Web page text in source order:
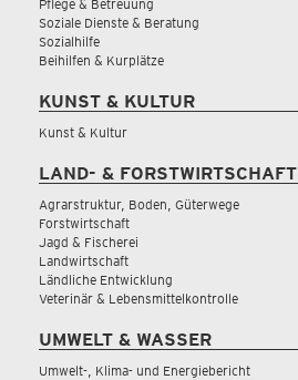
Pflege & Betreuung
Soziale Dienste & Beratung
Sozialhilfe
Beihilfen & Kurplätze
KUNST & KULTUR
Kunst & Kultur
LAND- & FORSTWIRTSCHAFT
Agrarstruktur, Boden, Güterwege
Forstwirtschaft
Jagd & Fischerei
Landwirtschaft
Ländliche Entwicklung
Veterinär & Lebensmittelkontrolle
UMWELT & WASSER
Umwelt-, Klima- und Energiebericht